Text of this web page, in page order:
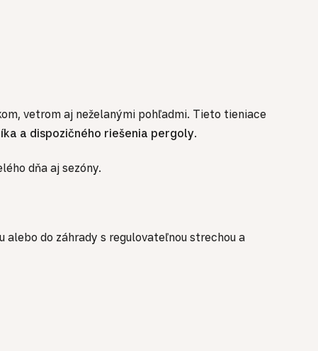
vetrom aj neželanými pohľadmi. Tieto tieniace
a dispozičného riešenia pergoly.
dňa aj sezóny.
do záhrady s regulovateľnou strechou a